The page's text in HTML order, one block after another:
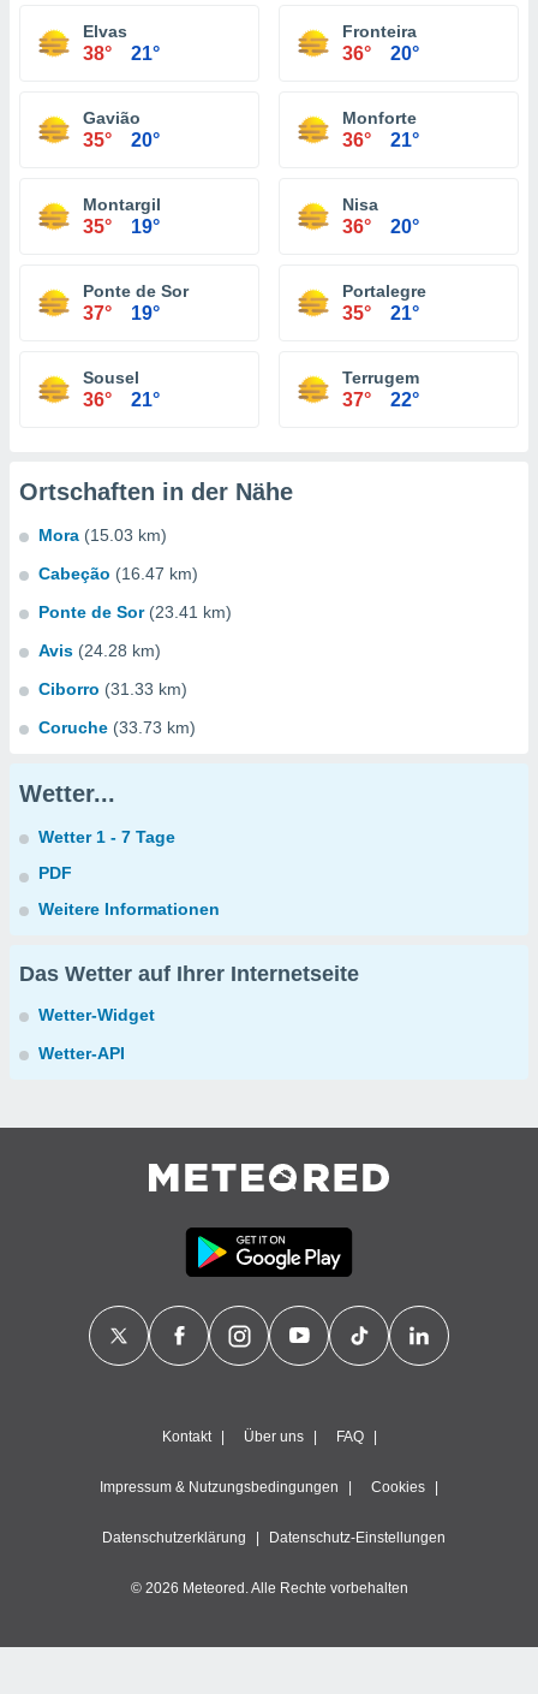
Elvas
38° 21°
Fronteira
36° 20°
Gavião
35° 20°
Monforte
36° 21°
Montargil
35° 19°
Nisa
36° 20°
Ponte de Sor
37° 19°
Portalegre
35° 21°
Sousel
36° 21°
Terrugem
37° 22°
Ortschaften in der Nähe
Mora (15.03 km)
Cabeção (16.47 km)
Ponte de Sor (23.41 km)
Avis (24.28 km)
Ciborro (31.33 km)
Coruche (33.73 km)
Wetter...
Wetter 1 - 7 Tage
PDF
Weitere Informationen
Das Wetter auf Ihrer Internetseite
Wetter-Widget
Wetter-API
Kontakt Über uns FAQ
Impressum & Nutzungsbedingungen Cookies
Datenschutzerklärung Datenschutz-Einstellungen
© 2026 Meteored. Alle Rechte vorbehalten